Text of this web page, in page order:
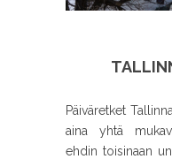
Päiväretket
aina yhtä
ehdin toisinaan